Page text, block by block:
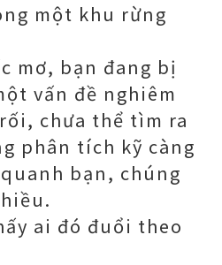
một khu rừng
mơ, bạn đang bị
vấn đề nghiêm
chưa thể tìm ra
phân tích kỹ càng
bạn, chúng
ai đó đuổi theo